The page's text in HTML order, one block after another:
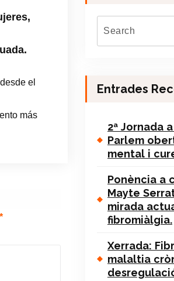
el
más
*
Entrades
2ª Jornada
Parlem
mental i
Ponència a
Mayte
mirada
fibromiàlgia.
Xerrada:
malaltia